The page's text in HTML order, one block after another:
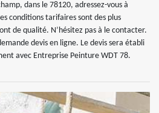
dans le 78120, adressez-vous à
conditions tarifaires sont des plus
de qualité. N’hésitez pas à le contacter.
devis en ligne. Le devis sera établi
avec Entreprise Peinture WDT 78.